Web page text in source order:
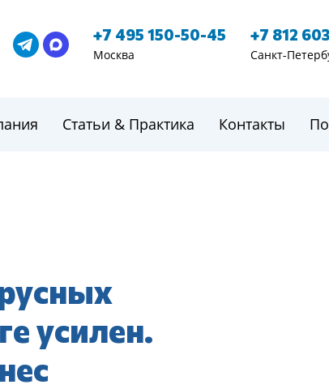
+7 495 150-50-45
Москва
+7 812
Санкт-
Статьи & Практика Контакты
усилен.